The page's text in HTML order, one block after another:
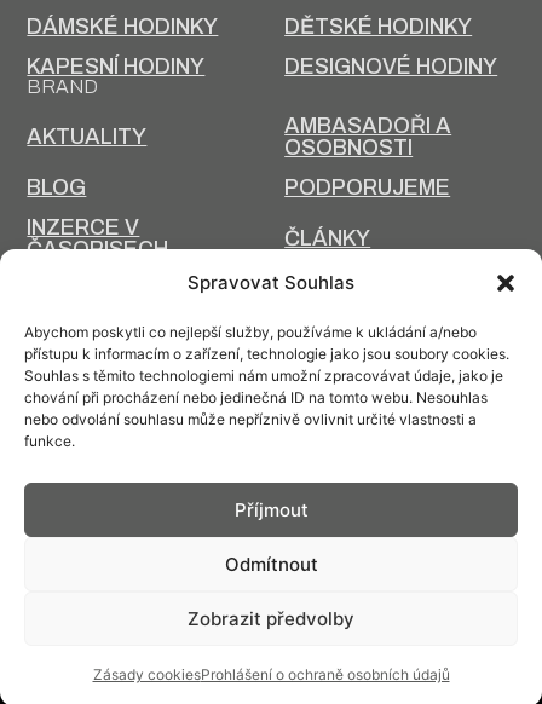
Spravovat Souhlas
Abychom poskytli co nejlepší služby, používáme k ukládání a/nebo
přístupu k informacím o zařízení, technologie jako jsou soubory cookies.
Souhlas s těmito technologiemi nám umožní zpracovávat údaje, jako je
chování při procházení nebo jedinečná ID na tomto webu. Nesouhlas
nebo odvolání souhlasu může nepříznivě ovlivnit určité vlastnosti a
funkce.
Příjmout
Odmítnout
Zobrazit předvolby
Zásady cookiesProhlášení o ochraně osobních údajů
DÁMSKÉ HODINKY
DĚTSKÉ HODINKY
KAPESNÍ HODINY
DESIGNOVÉ HODINY
BRAND
AKTUALITY
AMBASADOŘI A
OSOBNOSTI
BLOG
PODPORUJEME
INZERCE V
ČASOPISECH
ČLÁNKY
VÝROBNÍ
TECHNOLOGIE
DESIGN A VÝROBA
ÚDRŽBA
Kontakt: info@prim.cz
© PRIM2026